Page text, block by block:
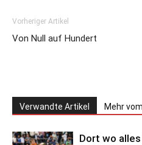
Vorheriger Artikel
Von Null auf Hundert
Verwandte Artikel Mehr
Dort wo